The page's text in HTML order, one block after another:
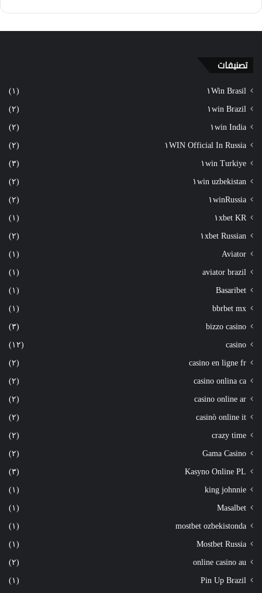
تصنيفات
١Win Brasil (١)
١win Brazil (٢)
١win India (٢)
١WIN Official In Russia (٢)
١win Turkiye (٣)
١win uzbekistan (٢)
١winRussia (٢)
١xbet KR (١)
١xbet Russian (٢)
Aviator (١)
aviator brazil (١)
Basaribet (١)
bbrbet mx (١)
bizzo casino (٣)
casino (١٢)
casino en ligne fr (٢)
casino onlina ca (٢)
casino online ar (٢)
casinò online it (٢)
crazy time (٢)
Gama Casino (٢)
Kasyno Online PL (٣)
king johnnie (١)
Masalbet (١)
mostbet ozbekistonda (١)
Mostbet Russia (١)
online casino au (٢)
Pin Up Brazil (١)